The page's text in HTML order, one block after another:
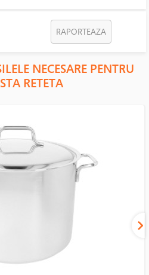
RAPORTEAZA
NECESARE PENTRU
RETETA